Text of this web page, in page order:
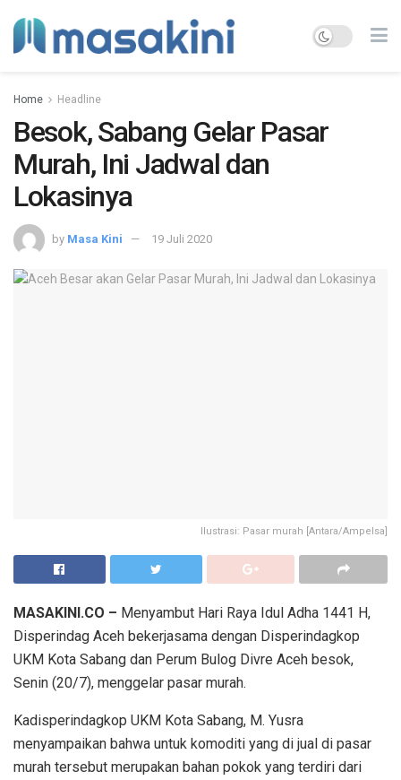
Home Headline
Besok, Sabang Gelar Pasar
Murah, Ini Jadwal dan
Lokasinya
by Masa Kini 19 Juli 2020
Ilustrasi: Pasar murah [Antara/Ampelsa]
MASAKINI.CO – Menyambut Hari Raya Idul Adha 1441 H,
Disperindag Aceh bekerjasama dengan Disperindagkop
UKM Kota Sabang dan Perum Bulog Divre Aceh besok,
Senin (20/7), menggelar pasar murah.
Kadisperindagkop UKM Kota Sabang, M. Yusra
menyampaikan bahwa untuk komoditi yang di jual di pasar
murah tersebut merupakan bahan pokok yang terdiri dari